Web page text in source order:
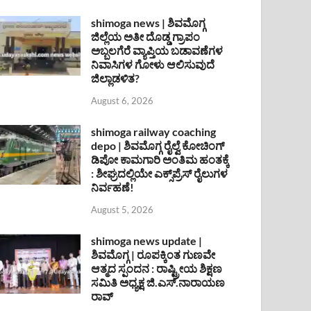
shimoga news | ಶಿವಮೊಗ್ಗ
ಜಿಲ್ಲೆಯ ಅತೀ ದೊಡ್ಡ ಗ್ರಾಪಂ
ಅಬ್ಬಲಗೆರೆ ವ್ಯಾಪ್ತಿಯ ಬಡಾವಣೆಗಳ
ನಿವಾಸಿಗಳ ಗೋಳು ಆಲಿಸುವುದೆ
ಜಿಲ್ಲಾಡಳಿತ?
August 6, 2026
shimoga railway coaching
depo | ಶಿವಮೊಗ್ಗ ರೈಲ್ವೆ ಕೋಚಿಂಗ್
ಡಿಪೋ ಕಾಮಗಾರಿ ಅಂತಿಮ ಹಂತಕ್ಕೆ
: ಶೀಘ್ರದಲ್ಲಿಯೇ ಎಕ್ಸ್‌ಪ್ರೆಸ್ ರೈಲುಗಳ
ನಿರ್ವಹಣೆ!
August 5, 2026
shimoga news update |
ಶಿವಮೊಗ್ಗ | ರೂಪಕ್ಕಿಂತ ಗುಣವೇ
ಆತ್ಮದ ಸ್ಪಂದನ : ರಾಷ್ಟ್ರೀಯ ಶಿಕ್ಷಣ
ಸಮಿತಿ ಅಧ್ಯಕ್ಷ ಜಿ.ಎಸ್.ನಾರಾಯಣ
ರಾವ್